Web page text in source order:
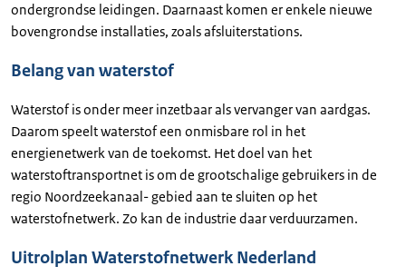
ondergrondse leidingen. Daarnaast komen er enkele nieuwe
bovengrondse installaties, zoals afsluiterstations.
Belang van waterstof
Waterstof is onder meer inzetbaar als vervanger van aardgas.
Daarom speelt waterstof een onmisbare rol in het
energienetwerk van de toekomst. Het doel van het
waterstoftransportnet is om de grootschalige gebruikers in de
regio Noordzeekanaal- gebied aan te sluiten op het
waterstofnetwerk. Zo kan de industrie daar verduurzamen.
Uitrolplan Waterstofnetwerk Nederland